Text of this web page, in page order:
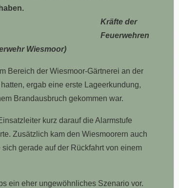
Kräfte der
Feuerwehren
Wiesmoor)
Bereich der Wiesmoor-Gärtnerei an der
ergab eine erste Lageerkundung,
Brandausbruch gekommen war.
kurz darauf die Alarmstufe
Zusätzlich kam den Wiesmoorern auch
gerade auf der Rückfahrt von einem
ein eher ungewöhnliches Szenario vor.